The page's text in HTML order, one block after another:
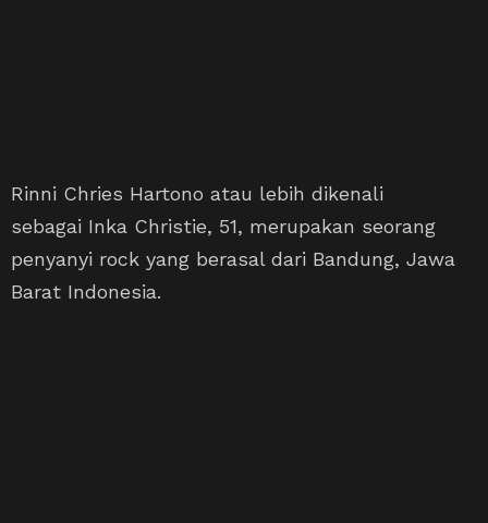
Rinni Chries Hartono atau lebih dikenali
sebagai Inka Christie, 51, merupakan seorang
penyanyi rock yang berasal dari Bandung, Jawa
Barat Indonesia.